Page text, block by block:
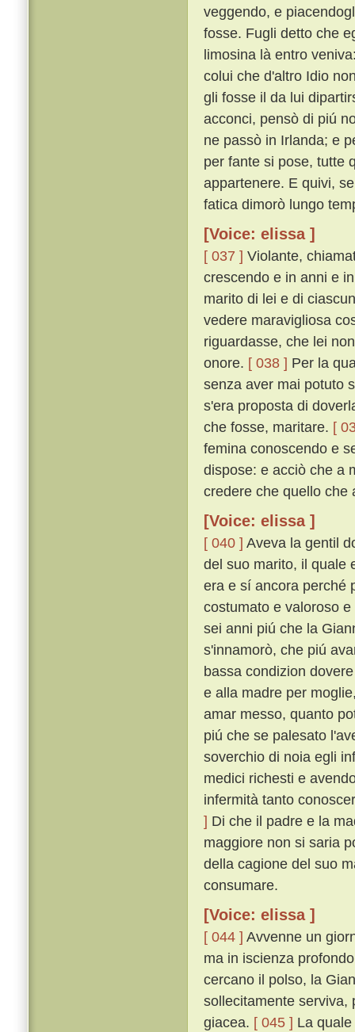
veggendo, e
fosse. Fugli detto che
limosina là entro
colui che d'altro Idio
gli fosse il da lui
acconci, pensò di piú
ne passò in Irlanda; e
per fante si pose, tutte
appartenere. E quivi,
fatica dimorò lungo
[Voice: elissa ]
[ 037 ] Violante,
crescendo e in anni e
marito di lei e di
vedere maravigliosa
riguardasse, che lei
onore. [ 038 ] Per la
senza aver mai potuto
s'era proposta di
che fosse, maritare. [
femina conoscendo e
dispose: e acciò che a
credere che quello che
[Voice: elissa ]
[ 040 ] Aveva la gentil
del suo marito, il quale
era e sí ancora perché
costumato e valoroso
sei anni piú che la
s'innamorò, che piú
bassa condizion
e alla madre per
amar messo, quanto
piú che se palesato
soverchio di noia egli
medici richesti e
infermità tanto
] Di che il padre e la
maggiore non si saria
della cagione del suo
consumare.
[Voice: elissa ]
[ 044 ] Avvenne un
ma in iscienza
cercano il polso, la
sollecitamente serviva,
giacea. [ 045 ] La